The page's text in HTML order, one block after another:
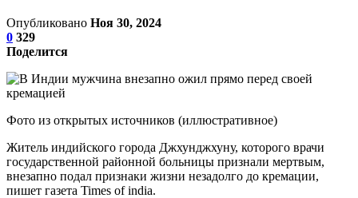
Опубликовано Ноя 30, 2024
0 329
Поделится
Фото из открытых источников (иллюстративное)
Житель индийского города Джхунджхуну, которого врачи
государственной районной больницы признали мертвым,
внезапно подал признаки жизни незадолго до кремации,
пишет газета Times of india.